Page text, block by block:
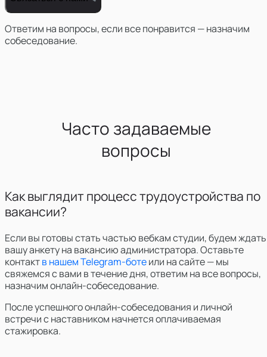
Ответим на вопросы, если все понравится — назначим
собеседование.
Часто задаваемые
вопросы
Как выглядит процесс трудоустройства по
вакансии?
Если вы готовы стать частью вебкам студии,будем ждать
вашу анкету на вакансию администратора. Оставьте
контактв нашем Telegram-ботеили на сайте — мы
свяжемся с вами в течение дня, ответим на все вопросы,
назначим онлайн-собеседование.
После успешного онлайн-собеседования и личной
встречи с наставником начнется оплачиваемая
стажировка.